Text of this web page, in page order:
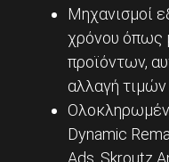
Μηχανισμοί
χρόνου όπως
προϊόντων,
αλλαγή
Dynamic
Ads, Skroutz